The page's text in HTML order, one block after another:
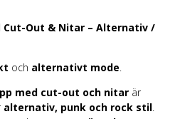
Cut-Out & Nitar – Alternativ /
och alternativt mode
med cut-out och nitar är
alternativ, punk och rock stil